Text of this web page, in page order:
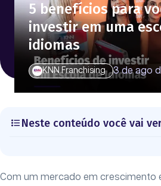
5 benefícios para
investir em uma
idiomas
KNN Franchising 3 de ago
Neste conteúdo você vai
Com um mercado em crescimento